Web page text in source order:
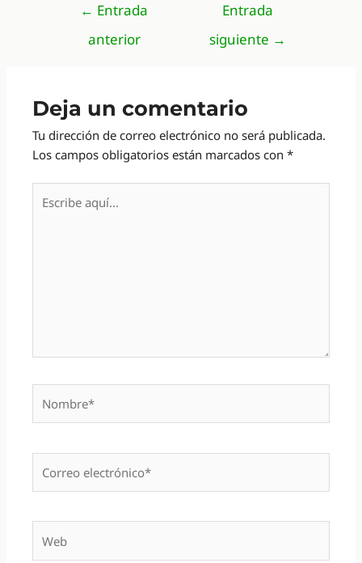
entradas
← Entrada
anterior
Entrada
siguiente →
Deja un comentario
Tu dirección de correo electrónico no será publicada.
Los campos obligatorios están marcados con*
aquí...
electrónico*